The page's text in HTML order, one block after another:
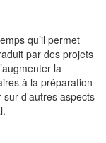
qu’il permet
par des projets
la
à la préparation
d’autres aspects